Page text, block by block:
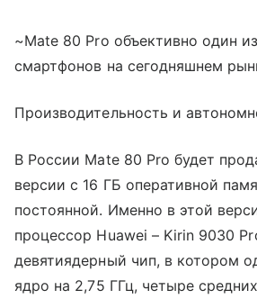
~Mate 80 Pro объективно один
смартфонов на сегодняшнем
Производительность и
В России Mate 80 Pro будет
версии с 16 ГБ оперативной
постоянной. Именно в этой
процессор Huawei – Kirin 9030
девятиядерный чип, в котором
ядро на 2,75 ГГц, четыре